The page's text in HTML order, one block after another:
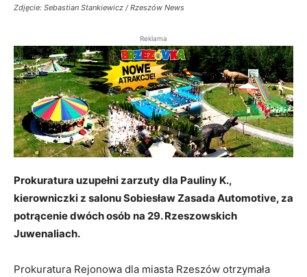
Zdjęcie: Sebastian Stankiewicz / Rzeszów News
Reklama
Prokuratura uzupełni zarzuty dla Pauliny K.,
kierowniczki z salonu Sobiesław Zasada Automotive,za
potrącenie dwóch osób na 29. Rzeszowskich
Juwenaliach.
Prokuratura Rejonowa dla miasta Rzeszów otrzymała